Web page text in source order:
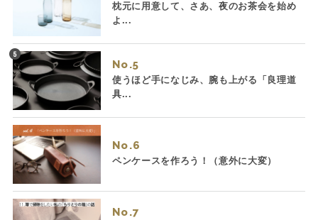
枕元に用意して、さあ、夜のお茶会を始め
よ...
No.
使うほど手になじみ、腕も上がる「良理道
具...
No.
ペンケースを作ろう！（意外に大変）
No.